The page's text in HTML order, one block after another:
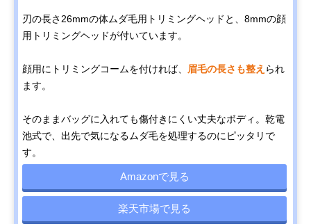
刃の長さ26mmの体ムダ毛用トリミングヘッドと、8mmの顔
用トリミングヘッドが付いています。
顔用にトリミングコームを付ければ、 眉毛の長さも整え られ
ます。
そのままバッグに入れても傷付きにくい丈夫なボディ。乾電
池式で、出先で気になるムダ毛を処理するのにピッタリで
す。
Amazonで見る
楽天市場で見る